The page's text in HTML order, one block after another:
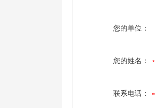
您的单位：
您的姓名：
联系电话：